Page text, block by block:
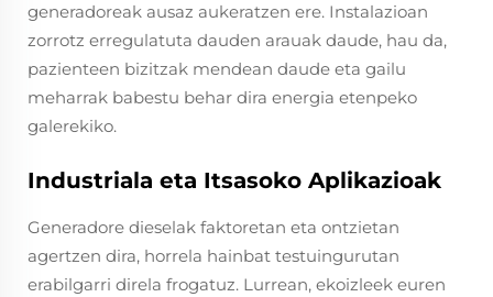
generadoreak ausaz aukeratzen ere. Instalazioan
zorrotz erregulatuta dauden arauak daude, hau da,
pazienteen bizitzak mendean daude eta gailu
meharrak babestu behar dira energia etenpeko
galerekiko.
Industriala eta Itsasoko Aplikazioak
Generadore dieselak faktoretan eta ontzietan
agertzen dira, horrela hainbat testuingurutan
erabilgarri direla frogatuz. Lurrean, ekoizleek euren